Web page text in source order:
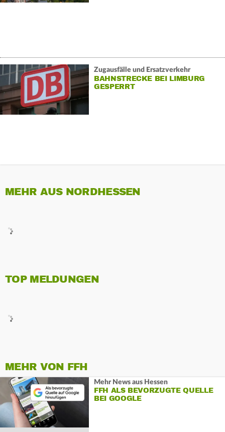
Zugausfälle und Ersatzverkehr
BAHNSTRECKE BEI LIMBURG
GESPERRT
MEHR AUS NORDHESSEN
TOP MELDUNGEN
MEHR VON FFH
Mehr News aus Hessen
FFH ALS BEVORZUGTE QUELLE
BEI GOOGLE